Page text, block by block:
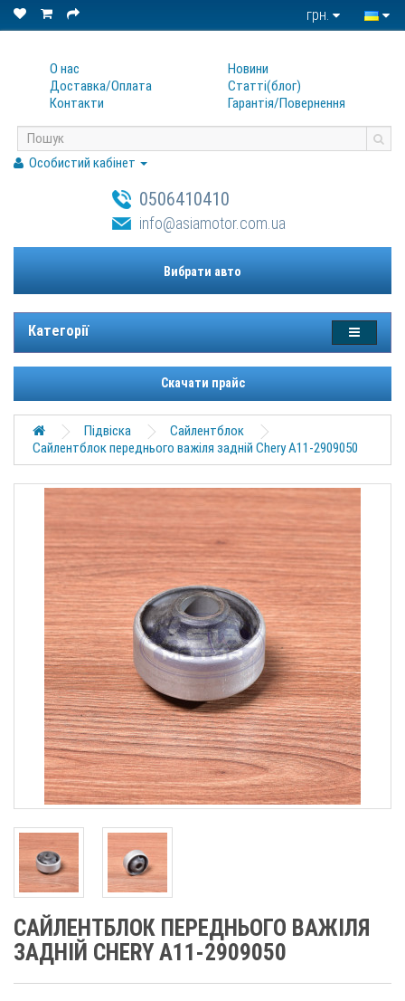
грн.
О нас
Доставка/Оплата
Контакти
Новини
Статтi(блог)
Гарантiя/Повернення
Особистий кабінет
0506410410
info@asiamotor.com.ua
Вибрати авто
Категорії
Скачати прайс
Підвіска
Сайлентблок
Сайлентблок переднього важіля задній Chery A11-2909050
САЙЛЕНТБЛОК ПЕРЕДНЬОГО ВАЖІЛЯ
ЗАДНІЙ CHERY A11-2909050